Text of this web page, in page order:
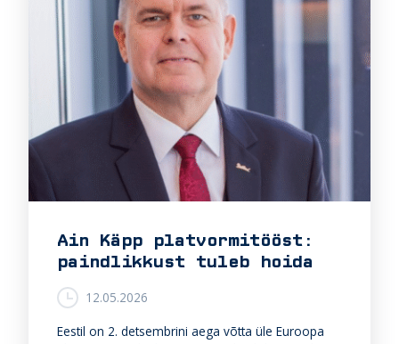
Ain Käpp platvormitööst:
paindlikkust tuleb hoida
12.05.2026
Eestil on 2. detsembrini aega võtta üle Euroopa